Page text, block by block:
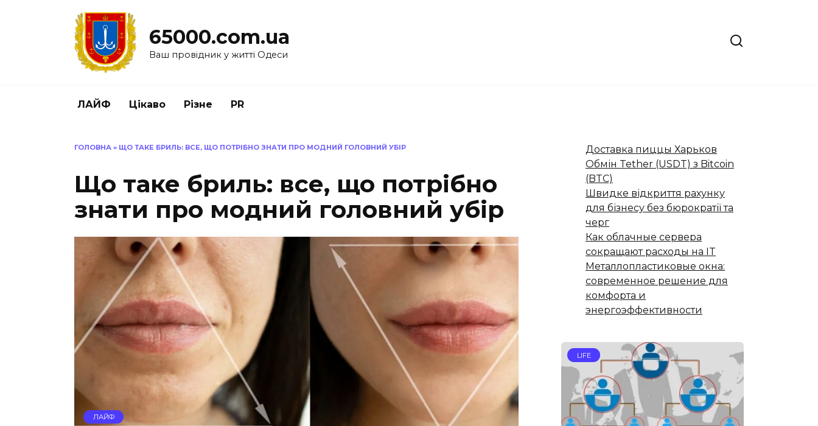
65000.com.ua
Ваш провідник у житті Одеси
ЛАЙФ Цікаво Різне PR
ГОЛОВНА » ЩО ТАКЕ БРИЛЬ: ВСЕ, ЩО ПОТРІБНО ЗНАТИ ПРО МОДНИЙ ГОЛОВНИЙ УБІР
Що таке бриль: все, що потрібно
знати про модний головний убір
ЛАЙФ
Доставка пиццы Харьков
Обмін Tether (USDT) з Bitcoin
(BTC)
Швидке відкриття рахунку
для бізнесу без бюрократії та
черг
Как облачные сервера
сокращают расходы на IT
Металлопластиковые окна:
современное решение для
комфорта и
энергоэффективности
LIFE